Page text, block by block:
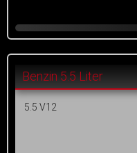
Benzin 5.5 Liter
5.5 V12